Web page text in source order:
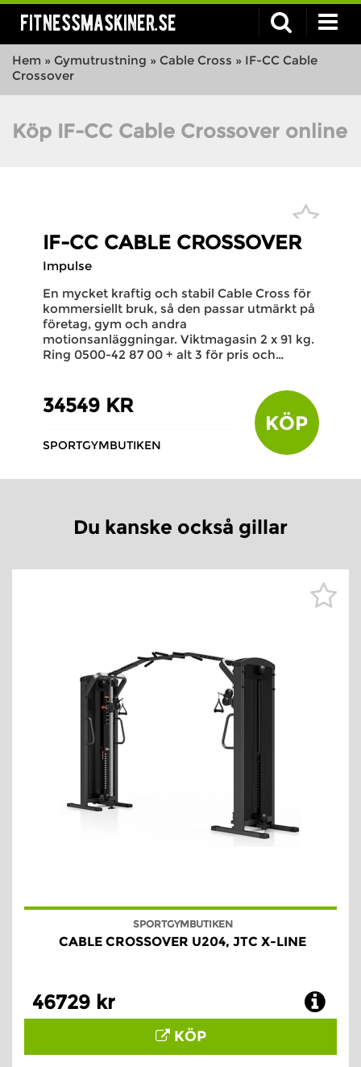
fitnessmaskiner.se
Hem » Gymutrustning » Cable Cross » IF-CC Cable
Crossover
Köp IF-CC Cable Crossover online
IF-CC CABLE CROSSOVER
Impulse
En mycket kraftig och stabil Cable Cross för
kommersiellt bruk, så den passar utmärkt på
företag, gym och andra
motionsanläggningar. Viktmagasin 2 x 91 kg.
Ring 0500-42 87 00 + alt 3 för pris och…
34549 KR
SPORTGYMBUTIKEN
KÖP
Du kanske också gillar
SPORTGYMBUTIKEN
CABLE CROSSOVER U204, JTC X-LINE
46729 kr
KÖP